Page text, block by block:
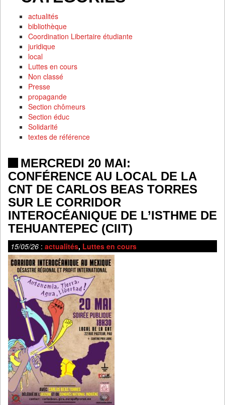
actualités
bibliothèque
Coordination Libertaire étudiante
juridique
local
Luttes en cours
Non classé
Presse
propagande
Section chômeurs
Section éduc
Solidarité
textes de référence
MERCREDI 20 MAI:
CONFÉRENCE AU LOCAL DE LA
CNT DE CARLOS BEAS TORRES
SUR LE CORRIDOR
INTEROCÉANIQUE DE L’ISTHME DE
TEHUANTEPEC (CIIT)
15/05/26 : actualités, Luttes en cours